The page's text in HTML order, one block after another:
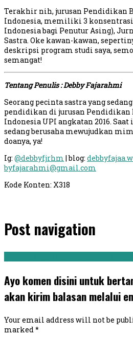
Terakhir nih, jurusan Pendidikan
Indonesia, memiliki 3 konsentrasi,
Indonesia bagi Penutur Asing),
Sastra. Oke kawan-kawan,
deskripsi program studi saya,
semangat!
Tentang Penulis : Debby Fajarahmi
Seorang pecinta sastra yang
pendidikan di jurusan Pendidikan
Indonesia UPI angkatan 2016.
sedang berusaha mewujudkan
doanya, ya!
Ig: @debbyfjrhm | blog:
byfajarahmi@gmail.com
Kode Konten: X318
Post navigation
Ayo komen disini untuk
akan kirim balasan melalui
Your email address will not be
marked *